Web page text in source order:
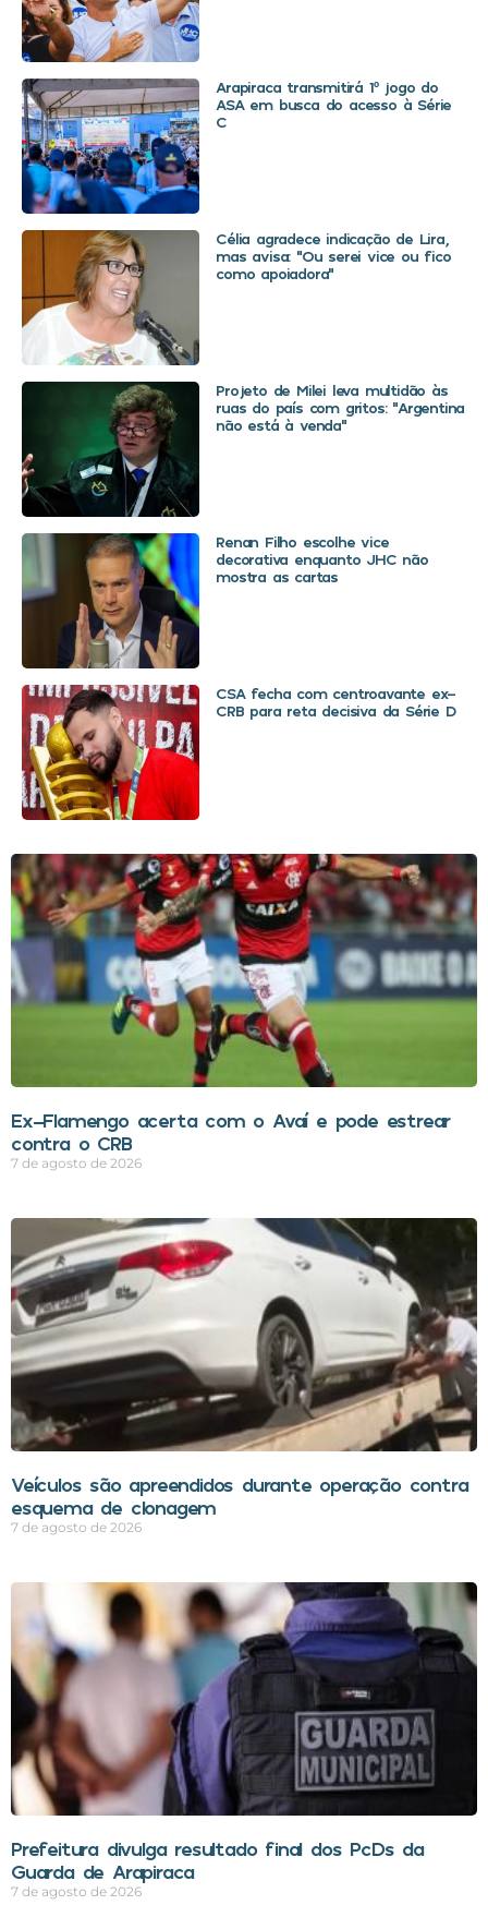
Arapiraca transmitirá 1º jogo do
ASA em busca do acesso à Série
C
Célia agradece indicação de Lira,
mas avisa: “Ou serei vice ou fico
como apoiadora”
Projeto de Milei leva multidão às
ruas do país com gritos: “Argentina
não está à venda”
Renan Filho escolhe vice
decorativa enquanto JHC não
mostra as cartas
CSA fecha com centroavante ex-
CRB para reta decisiva da Série D
Ex-Flamengo acerta com o Avaí e pode estrear
contra o CRB
7 de agosto de 2026
Veículos são apreendidos durante operação contra
esquema de clonagem
7 de agosto de 2026
Prefeitura divulga resultado final dos PcDs da
Guarda de Arapiraca
7 de agosto de 2026